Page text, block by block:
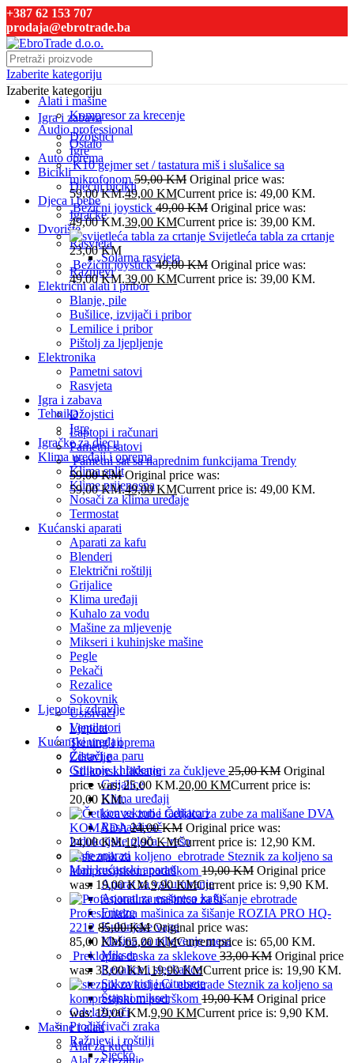
+387 62 153 707
prodaja@ebrotrade.ba
Izaberite kategoriju
Alati i mašine
Kompresor za krecenje
Audio professional
Ostalo
Auto oprema
Bicikli
Dječiji bicikli
Djeca i bebe
Igračke
Dvorište
Rasvjeta
Solarna rasvjeta
Raznjevi
Električni alati i pribor
Blanje, pile
Bušilice, izvijači i pribor
Lemilice i pribor
Pištolj za ljepljenje
Elektronika
Pametni satovi
Rasvjeta
Igra i zabava
Džojstici
Igre
Igračke za djecu
Klima uređaji i oprema
Klima split
Klime prijenosna
Nosači za klima uređaje
Termostat
Kućanski aparati
Aparati za kafu
Blenderi
Električni roštilji
Grijalice
Klima uređaji
Kuhalo za vodu
Mašine za mljevenje
Mikseri i kuhinjske mašine
Pegle
Pekači
Rezalice
Sokovnik
Usisivači
Ventilatori
Kućanski uređaji
Čistači na paru
Grijanje i hlađenje
Grijalice
Klima uređaji
konvektori i radijatori
Rashalđivač
Indukcijske ploča – rešo
Kafe aparati
Mali kućanski aparati
Aparat za vakumiranje
Aparati za esspreso kafu
Friteze
Kuhinjske vage
Mašina za mljevenje mesa
Mikser
Rezalice i sjeckalice
Sokovnici i Citrusete
Štapni mikser
Odvlaživači
Pročišćivači zraka
Ražnjevi i roštilji
Sjecko
Izaberite kategoriju
Igra i zabava
Džojstici
Igre
K10 gejmer set / tastatura miš i slušalice sa
mikrofonom59,00KM Original price was:
59,00 KM.49,00 KMCurrent price is: 49,00 KM.
Bežični joystick 49,00KM Original price was:
49,00 KM.39,00 KMCurrent price is: 39,00 KM.
Svijetleća tabla za crtanje
23,00KM
Bežični joystick49,00KM Original price was:
49,00 KM.39,00 KMCurrent price is: 39,00 KM.
Tehnika
Laptopi i računari
Pametni satovi
Pametni sat sa naprednim funkcijama Trendy
59,00KM Original price was:
59,00 KM.49,00KMCurrent price is: 49,00 KM.
Ljepota i zdravlje
Ljepota
Trening i oprema
Zdravlje
Silikonski fiksatori za čukljeve 25,00KM Original
price was: 25,00 KM.20,00 KMCurrent price is:
20,00 KM.
Četkica za zube za mališane DVA
KOMADA24,00KM Original price was:
24,00 KM.12,90KMCurrent price is: 12,90 KM.
Steznik za koljeno sa
kompresijskom podrškom 19,00KM Original price
was: 19,00 KM.9,90KMCurrent price is: 9,90 KM.
Profesionalna mašinica za šišanje ROZIA PRO HQ-
2212 85,00KM Original price was:
85,00 KM.65,00KMCurrent price is: 65,00 KM.
Preklopna daska za sklekove 33,00KM Original price
was: 33,00 KM.19,90KMCurrent price is: 19,90 KM.
Steznik za koljeno sa
kompresijskom podrškom 19,00KM Original price
was: 19,00 KM.9,90 KMCurrent price is: 9,90 KM.
Mašine i alati
Alat za kuću
Alat za rezanje